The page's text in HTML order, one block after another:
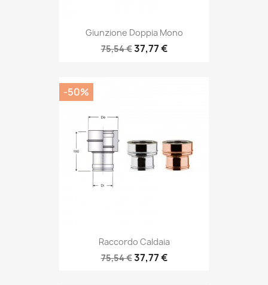
Giunzione Doppia Mono
75,54 €37,77 €
Raccordo Caldaia
75,54 €37,77 €
-50%